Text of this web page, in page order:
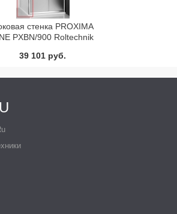
стенка PROXIMA
PXBN/900 Roltechnik
39 101 руб.